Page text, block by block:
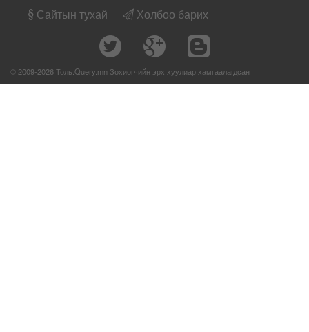
Сайтын тухай Холбоо барих
© 2009-2026 Толь.Query.mn Зохиогчийн эрх хуулиар хамгаалагдсан